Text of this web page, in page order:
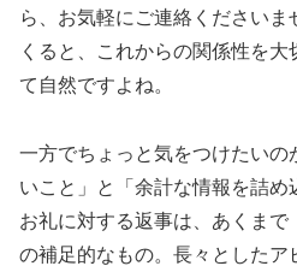
ら、お気軽にご連絡くださいま
くると、これからの関係性を
て自然ですよね。
一方でちょっと気をつけたいの
いこと」と「余計な情報を詰め
お礼に対する返事は、あくまで
の補足的なもの。長々としたア